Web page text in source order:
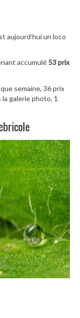
aujourd’hui un loco
accumulé53 prix
semaine, 36 prix
galerie photo, 1